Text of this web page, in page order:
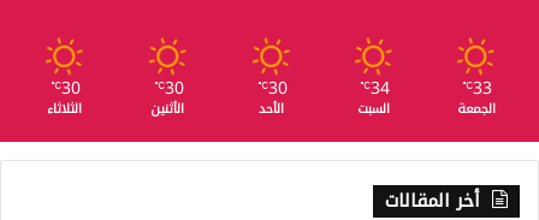
33
℃
الجمعة
34
℃
السبت
30
℃
الأحد
30
℃
الأثنين
30
℃
الثلاثاء
أخر المقالات